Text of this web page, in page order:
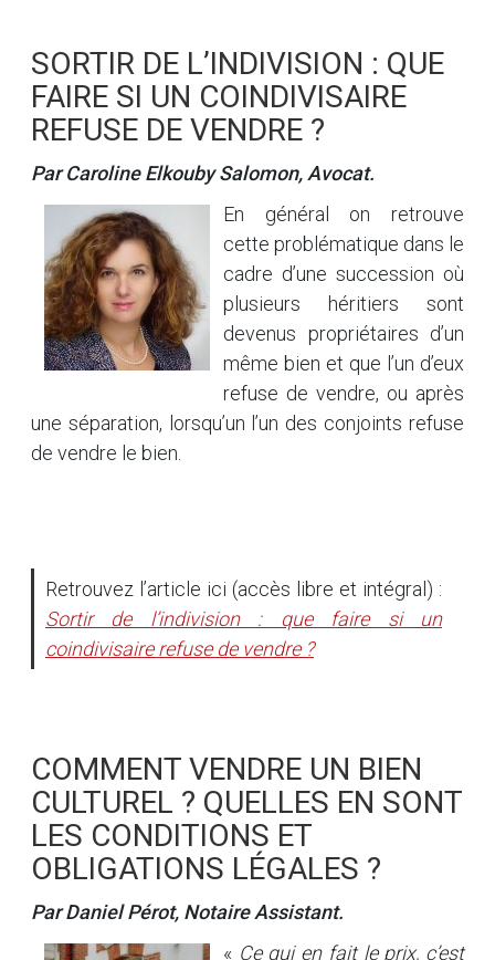
SORTIR DE L’INDIVISION : QUE
FAIRE SI UN COINDIVISAIRE
REFUSE DE VENDRE ?
Par Caroline Elkouby Salomon, Avocat.
En général on retrouve
cette problématique dans le
cadre d’une succession où
plusieurs héritiers sont
devenus propriétaires d’un
même bien et que l’un d’eux
refuse de vendre, ou après
une séparation, lorsqu’un l’un des conjoints refuse
de vendre le bien.
Retrouvez l’article ici (accès libre et intégral) :
Sortir de l’indivision : que faire si un
coindivisaire refuse de vendre ?
COMMENT VENDRE UN BIEN
CULTUREL ? QUELLES EN SONT
LES CONDITIONS ET
OBLIGATIONS LÉGALES ?
Par Daniel Pérot, Notaire Assistant.
« Ce qui en fait le prix, c’est